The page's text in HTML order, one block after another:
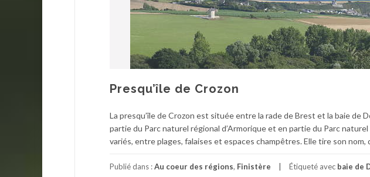
Presqu’île de Crozon
La presqu’île de Crozon est située entre la rade de Brest et la baie de
partie du Parc naturel régional d’Armorique et en partie du Parc
variés, entre plages, falaises et espaces champêtres. Elle tire son nom,
Publié dans :Au coeur des régions, Finistère Étiqueté avec baie de